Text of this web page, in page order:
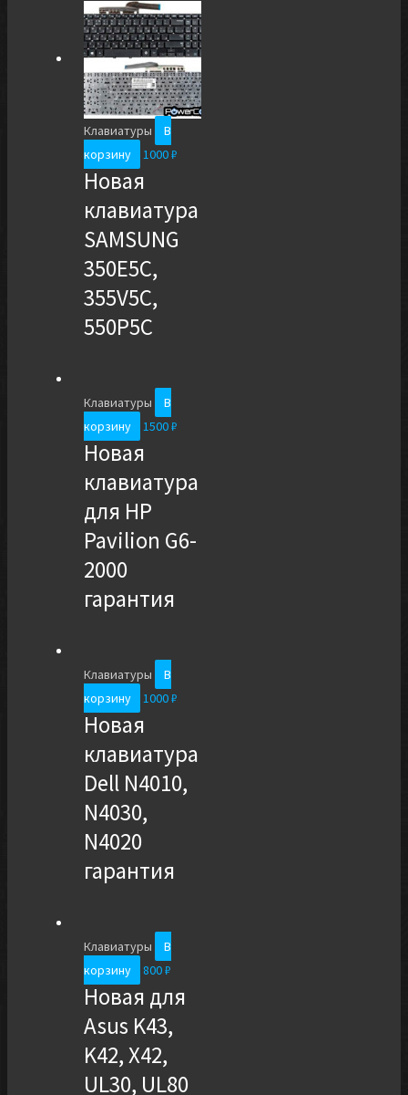
Клавиатуры
В
корзину
1000₽
Новая
клавиатура
SAMSUNG
350E5С,
355V5C,
550P5C
Клавиатуры
В
корзину
1500₽
Новая
клавиатура
для HP
Pavilion G6-
2000
гарантия
Клавиатуры
В
корзину
1000₽
Новая
клавиатура
Dell N4010,
N4030,
N4020
гарантия
Клавиатуры
В
корзину
800₽
Новая для
Asus K43,
K42, X42,
UL30, UL80